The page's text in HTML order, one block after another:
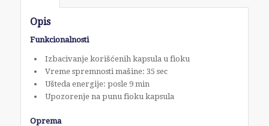
Opis
Funkcionalnosti
Izbacivanje korišćenih kapsula u fioku
Vreme spremnosti mašine: 35 sec
Ušteda energije: posle 9 min
Upozorenje na punu fioku kapsula
Oprema